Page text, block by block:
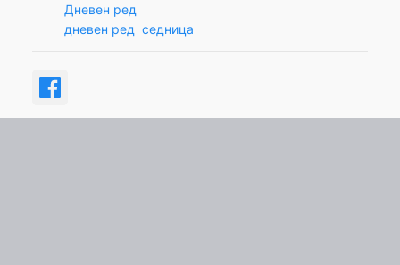
Дневен ред
дневен ред седница